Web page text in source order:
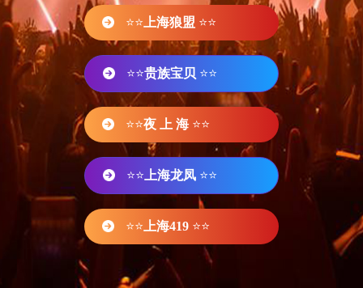
⭐⭐ 上海狼盟 ⭐⭐
⭐⭐贵族宝贝 ⭐⭐
⭐⭐夜 上 海 ⭐⭐
⭐⭐ 上海龙凤 ⭐⭐
⭐⭐ 上海419 ⭐⭐